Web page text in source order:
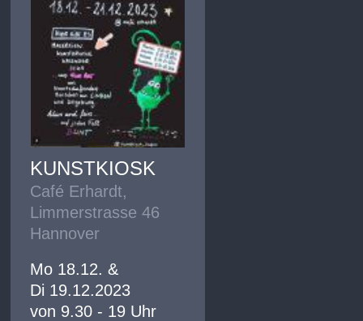
KUNSTKIOSK
Café Erhardt,
Limmerstrasse 46
Hannover
Mo 18.12. &
Di 19.12.2023
von 9.30 - 19 Uhr